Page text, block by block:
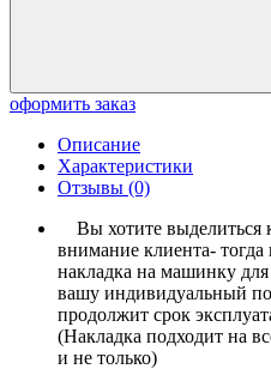
оформить заказ
Описание
Характеристики
Отзывы (0)
Вы хотите выделиться
внимание клиента-
накладка на машинку
вашу индивидуальный
продолжит срок
(Накладка подходит на
и не только)